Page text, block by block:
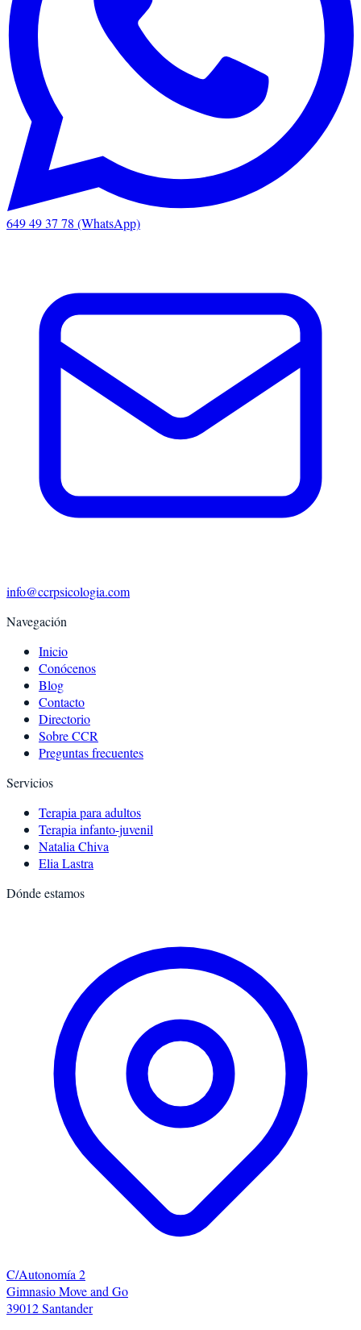
649 49 37 78 (WhatsApp)
info@ccrpsicologia.com
Navegación
Inicio
Conócenos
Blog
Contacto
Directorio
Sobre CCR
Preguntas frecuentes
Servicios
Terapia para adultos
Terapia infanto-juvenil
Natalia Chiva
Elia Lastra
Dónde estamos
C/Autonomía 2
Gimnasio Move and Go
39012 Santander